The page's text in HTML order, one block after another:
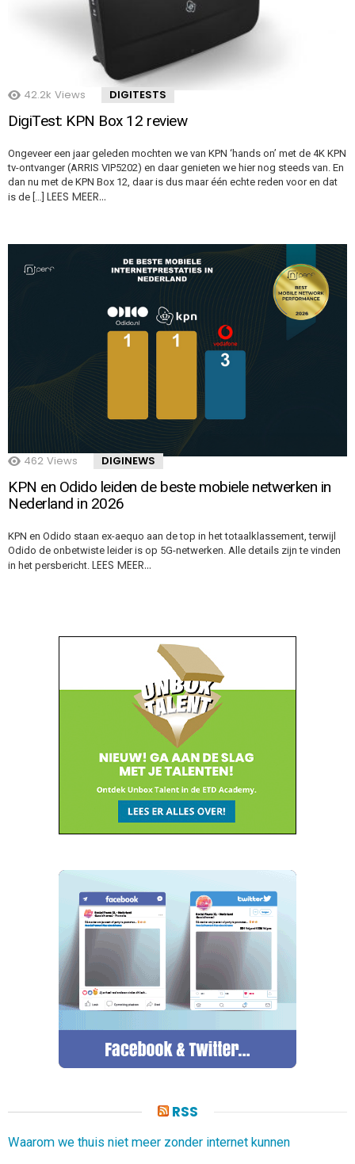
42.2k Views DIGITESTS
DigiTest: KPN Box 12 review
Ongeveer een jaar geleden mochten we van KPN ‘hands on’ met de 4K KPN
tv-ontvanger (ARRIS VIP5202) en daar genieten we hier nog steeds van. En
dan nu met de KPN Box 12, daar is dus maar één echte reden voor en dat
is de […] LEES MEER…
462 Views DIGINEWS
KPN en Odido leiden de beste mobiele netwerken in
Nederland in 2026
KPN en Odido staan ex-aequo aan de top in het totaalklassement, terwijl
Odido de onbetwiste leider is op 5G-netwerken. Alle details zijn te vinden
in het persbericht. LEES MEER…
RSS
Waarom we thuis niet meer zonder internet kunnen